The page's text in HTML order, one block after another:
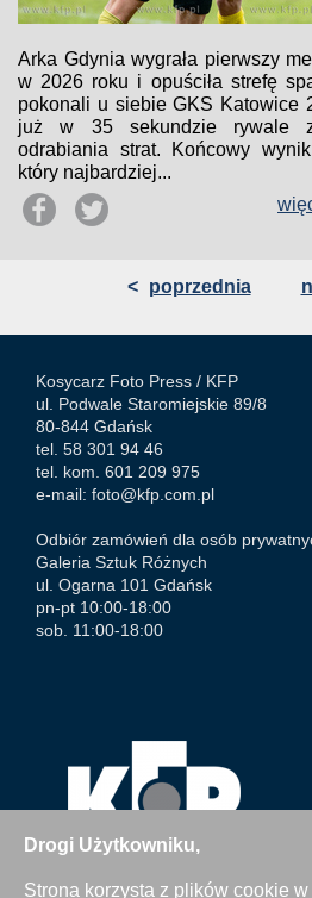
Drogi Użytkowniku,
Strona korzysta z plików cookie w
Arka Gdynia wygrała pierwszy
w 2026 roku i opuściła strefę
pokonali u siebie GKS Katowice
już w 35 sekundzie rywale
odrabiania strat. Końcowy
który najbardziej...
< poprzednia
Kosycarz Foto Press / KFP
ul. Podwale Staromiejskie 89/8
80-844 Gdańsk
tel. 58 301 94 46
tel. kom. 601 209 975
e-mail: foto@kfp.com.pl
Odbiór zamówień dla osób
Galeria Sztuk Różnych
ul. Ogarna 101 Gdańsk
pn-pt 10:00-18:00
sob. 11:00-18:00